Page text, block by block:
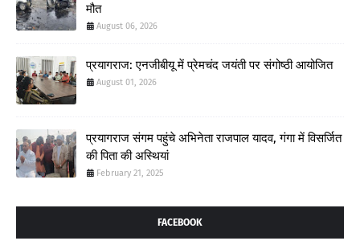
मौत
August 06, 2026
प्रयागराज: एनजीबीयू में प्रेमचंद जयंती पर संगोष्ठी आयोजित
August 01, 2026
प्रयागराज संगम पहुंचे अभिनेता राजपाल यादव, गंगा में विसर्जित
की पिता की अस्थियां
February 21, 2025
FACEBOOK